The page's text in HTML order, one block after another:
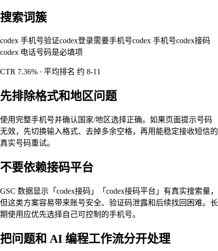
搜索词簇
codex 手机号验证codex登录需要手机号codex 手机号codex接码
codex 电话号码是必填项
CTR 7.36% · 平均排名 约 8-11
先排除格式和地区问题
使用完整手机号并确认国家/地区选择正确。如果页面提示号码
无效，先切换输入格式、去掉多余空格，再用能稳定接收短信的
真实号码重试。
不要依赖接码平台
GSC 数据显示「codex接码」「codex接码平台」有真实搜索量，
但这类方案容易带来账号安全、验证码泄露和后续找回困难。长
期使用应优先选择自己可控制的手机号。
把问题和 AI 编程工作流分开处理